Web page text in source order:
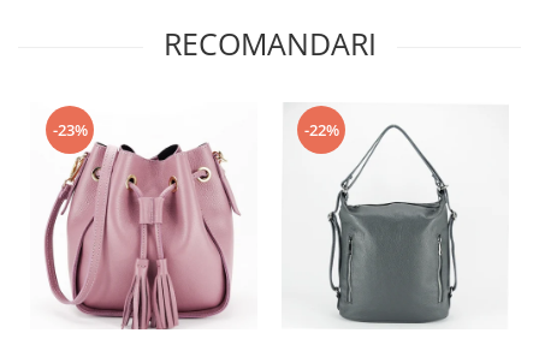
RECOMANDARI
-23% -22%